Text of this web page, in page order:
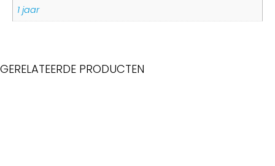
1 jaar
GERELATEERDE PRODUCTEN